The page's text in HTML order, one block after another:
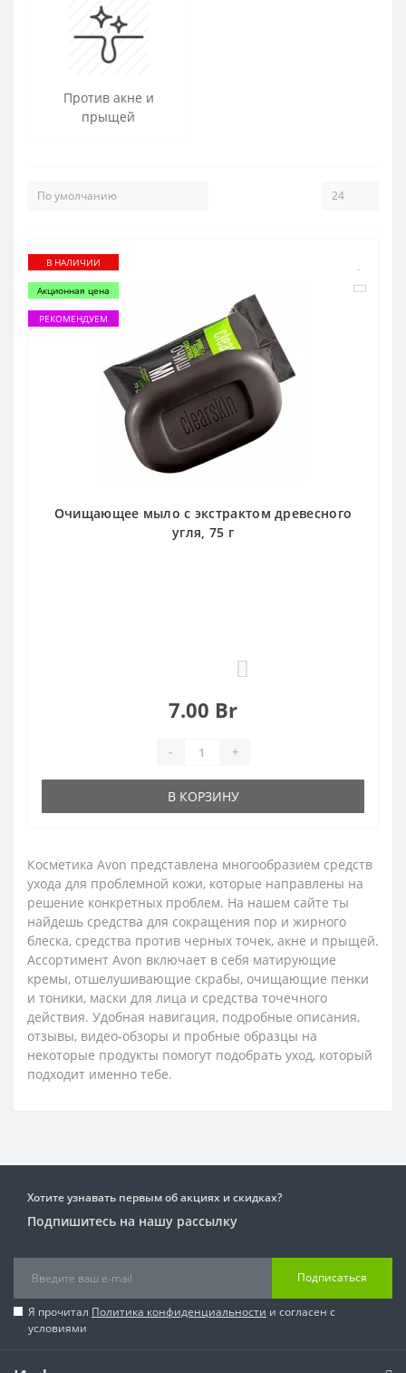
Против акне и
прыщей
В НАЛИЧИИ
Акционная цена
РЕКОМЕНДУЕМ
Очищающее мыло с экстрактом древесного
угля, 75 г
7.00 Br
- +
В КОРЗИНУ
Косметика Avon представлена многообразием средств
ухода для проблемной кожи, которые направлены на
решение конкретных проблем. На нашем сайте ты
найдешь средства для сокращения пор и жирного
блеска, средства против черных точек, акне и прыщей.
Ассортимент Avon включает в себя матирующие
кремы, отшелушивающие скрабы, очищающие пенки
и тоники, маски для лица и средства точечного
действия. Удобная навигация, подробные описания,
отзывы, видео-обзоры и пробные образцы на
некоторые продукты помогут подобрать уход, который
подходит именно тебе.
Хотите узнавать первым об акциях и скидках?
Подпишитесь на нашу рассылку
Подписаться
Я прочитал Политика конфиденциальности и согласен с
условиями